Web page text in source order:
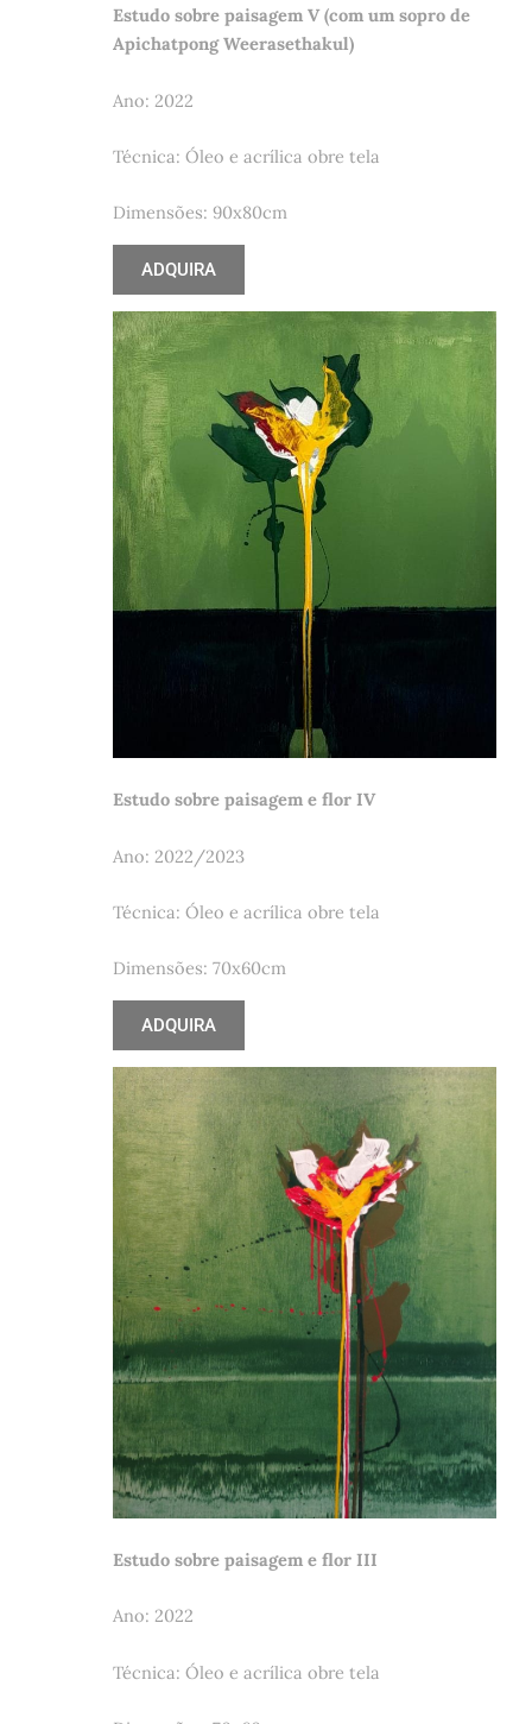
Estudo sobre paisagem V (com um sopro de
Apichatpong Weerasethakul)
Ano: 2022
Técnica: Óleo e acrílica obre tela
Dimensões: 90x80cm
ADQUIRA
Estudo sobre paisagem e flor IV
Ano: 2022/2023
Técnica: Óleo e acrílica obre tela
Dimensões: 70x60cm
ADQUIRA
Estudo sobre paisagem e flor III
Ano: 2022
Técnica: Óleo e acrílica obre tela